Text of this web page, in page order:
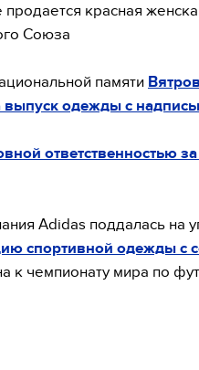
красная
Союза
памяти
одежды с
ответственностью
Adidas поддалась на
спортивной одежды с
к чемпионату мира по